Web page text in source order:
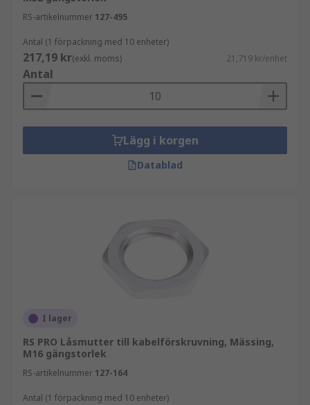
RS-artikelnummer 127-495
Antal (1 förpackning med 10 enheter)
217,19 kr(exkl. moms) 21,719 kr/enhet
Antal
Lägg i korgen
Datablad
I lager
RS PRO Låsmutter till kabelförskruvning, Mässing,
M16 gängstorlek
RS-artikelnummer 127-164
Antal (1 förpackning med 10 enheter)